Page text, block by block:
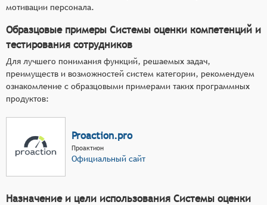
мотивации персонала.
Образцовые примеры Системы оценки компетенций и
тестирования сотрудников
Для лучшего понимания функций, решаемых задач,
преимуществ и возможностей систем категории, рекомендуем
ознакомление с образцовыми примерами таких программных
продуктов:
Proaction.pro
Проактион
Официальный сайт
Назначение и цели использования Системы оценки